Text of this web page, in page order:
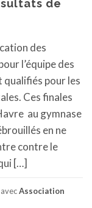
de
des
l’équipe des
qualifiés pour les
Ces finales
au gymnase
en ne
contre le
[…]
Association